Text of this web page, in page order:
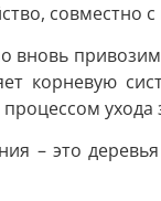
корневую
ухода
– это